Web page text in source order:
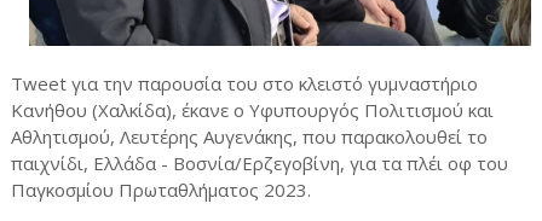
Tweet για την παρουσία του στο κλειστό γυμναστήριο
Κανήθου (Χαλκίδα), έκανε ο Υφυπουργός Πολιτισμού και
Αθλητισμού, Λευτέρης Αυγενάκης, που παρακολουθεί το
παιχνίδι, Ελλάδα - Βοσνία/Ερζεγοβίνη, για τα πλέι οφ του
Παγκοσμίου Πρωταθλήματος 2023.